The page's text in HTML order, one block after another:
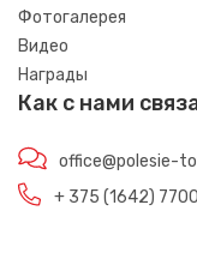
Фотогалерея
Видео
Награды
Как с нами
office@polesie-
+ 375 (1642)